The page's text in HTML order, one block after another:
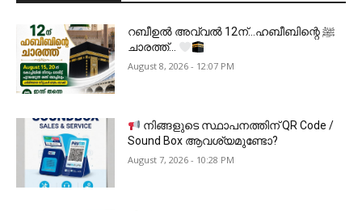
റബീഉൽ അവ്വൽ 12ന്…ഹബീബിന്റെ ﷺ
ചാരത്ത്…
August 8, 2026 - 12:07 PM
നിങ്ങളുടെ സ്ഥാപനത്തിന് QR Code /
Sound Box ആവശ്യമുണ്ടോ?
August 7, 2026 - 10:28 PM